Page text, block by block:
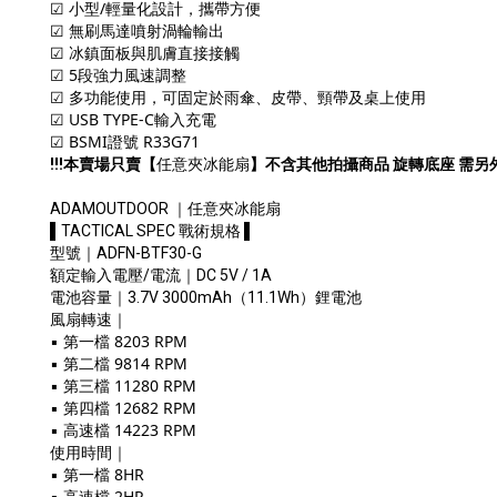
☑ 小型/輕量化設計，攜帶方便
☑ 無刷馬達噴射渦輪輸出
☑ 冰鎮面板與肌膚直接接觸
☑ 5段強力風速調整
☑ 多功能使用，可固定於雨傘、皮帶、頸帶及桌上使用
☑ USB TYPE-C輸入充電
☑ BSMI證號 R33G71
!!!本賣場只賣【任意夾冰能扇】不含其他拍攝商品 旋轉底座 需另
ADAMOUTDOOR ｜任意夾冰能扇
▌TACTICAL SPEC 戰術規格 ▌
型號｜ADFN-BTF30-G
額定輸入電壓/電流｜DC 5V / 1A
電池容量｜3.7V 3000mAh（11.1Wh）鋰電池
風扇轉速｜
▪ 第一檔 8203 RPM
▪ 第二檔 9814 RPM
▪ 第三檔 11280 RPM
▪ 第四檔 12682 RPM
▪ 高速檔 14223 RPM
使用時間｜
▪ 第一檔 8HR